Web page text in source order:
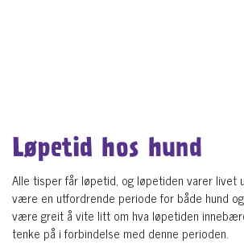
Løpetid hos hund
Alle tisper får løpetid, og løpetiden varer livet
være en utfordrende periode for både hund
være greit å vite litt om hva løpetiden
tenke på i forbindelse med denne perioden.